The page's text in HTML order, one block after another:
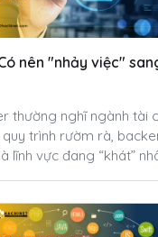
nên "nhảy việc"
thường nghĩ ngành tài
trình rườm rà,
lĩnh vực đang “khát”